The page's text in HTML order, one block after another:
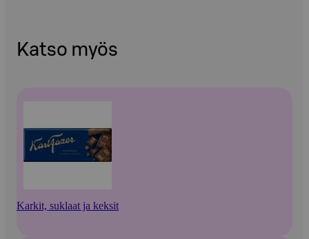
Katso myös
Karkit, suklaat ja keksit